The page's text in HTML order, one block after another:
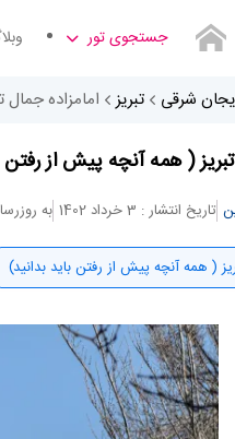
جستجوی تور
شرقی تبریز امامزاده
( همه آنچه پیش از رفتن
تاریخ انتشار : 3 خرداد 1402 به روزرسانی : 24
( همه آنچه پیش از رفتن باید بدانید)